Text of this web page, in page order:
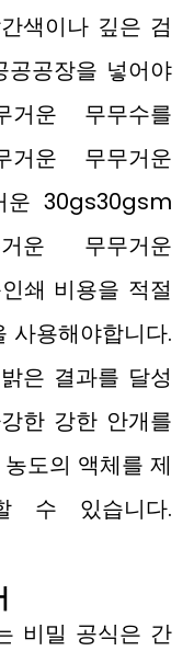
색이나 깊은 검
공장을 넣어야
운 무무수를
운 무무거운
운 30gs30gsm
운 무무거운
쇄 비용을 적절
사용해야합니다.
은 결과를 달성
한 강한 안개를
도의 액체를 제
수 있습니다.
비밀 공식은 간